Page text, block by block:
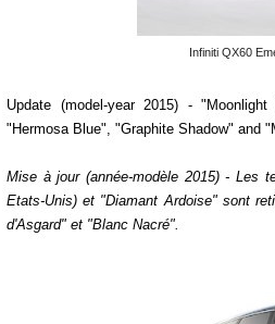
Infiniti QX60
Update (model-year 2015) -
"Hermosa Blue", "Graphite Shadow" and
Mise à jour (année-modèle 2015) - Les
Etats-Unis) et "Diamant Ardoise" sont
d'Asgard" et "Blanc Nacré".